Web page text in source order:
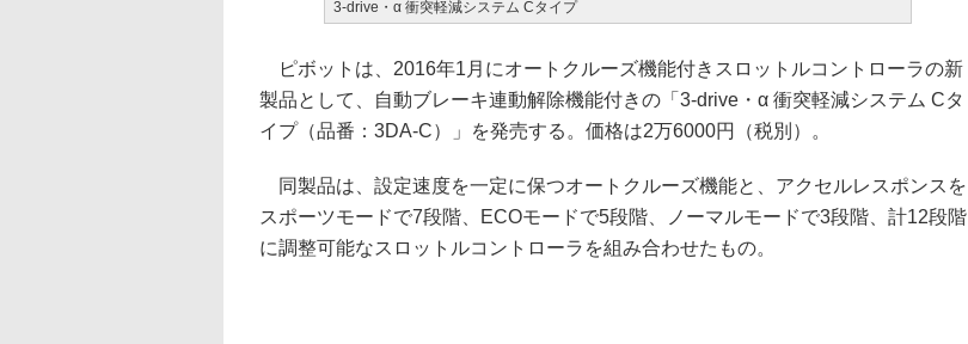
3-drive・α 衝突軽減システム Cタイプ
ピボットは、2016年1月にオートクルーズ機能付きスロットルコントローラの新
製品として、自動ブレーキ連動解除機能付きの「3-drive・α 衝突軽減システム Cタ
イプ（品番：3DA-C）」を発売する。価格は2万6000円（税別）。
同製品は、設定速度を一定に保つオートクルーズ機能と、アクセルレスポンスを
スポーツモードで7段階、ECOモードで5段階、ノーマルモードで3段階、計12段階
に調整可能なスロットルコントローラを組み合わせたもの。